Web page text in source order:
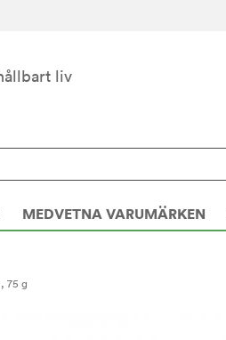
liv
MEDVETNA VARUMÄRKEN
75 g